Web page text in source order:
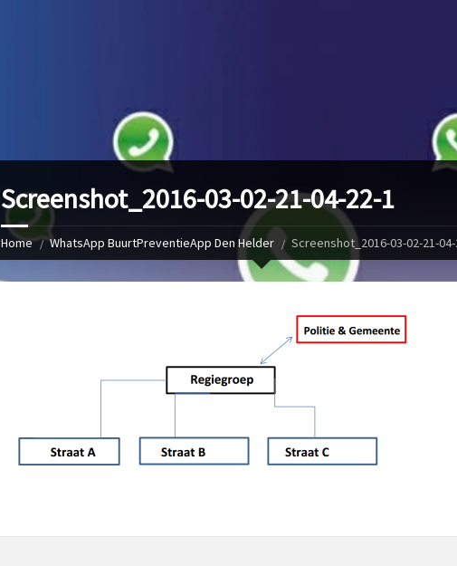
Screenshot_2016-03-02-21-04-22-1
Home WhatsApp BuurtPreventieApp Den Helder Screenshot_2016-03-02-21-04-